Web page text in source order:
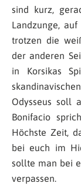
sind kurz,
Landzunge, auf
trotzen die
der anderen
in Korsikas
Odysseus soll
Bonifacio
Höchste Zeit,
bei euch im
sollte man bei
verpassen.